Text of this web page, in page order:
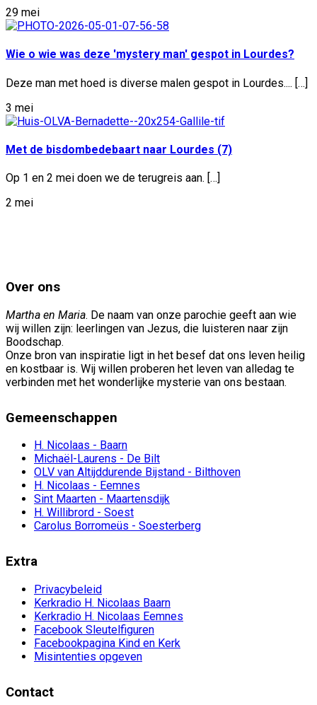
29 mei
Wie o wie was deze 'mystery man' gespot in Lourdes?
Deze man met hoed is diverse malen gespot in Lourdes.... […]
3 mei
Met de bisdombedebaart naar Lourdes (7)
Op 1 en 2 mei doen we de terugreis aan. […]
2 mei
Over ons
Martha en Maria. De naam van onze parochie geeft aan wie
wij willen zijn: leerlingen van Jezus, die luisteren naar zijn
Boodschap.
Onze bron van inspiratie ligt in het besef dat ons leven heilig
en kostbaar is. Wij willen proberen het leven van alledag te
verbinden met het wonderlijke mysterie van ons bestaan.
Gemeenschappen
H. Nicolaas - Baarn
Michaël-Laurens - De Bilt
OLV van Altijddurende Bijstand - Bilthoven
H. Nicolaas - Eemnes
Sint Maarten - Maartensdijk
H. Willibrord - Soest
Carolus Borromeüs - Soesterberg
Extra
Privacybeleid
Kerkradio H. Nicolaas Baarn
Kerkradio H. Nicolaas Eemnes
Facebook Sleutelfiguren
Facebookpagina Kind en Kerk
Misintenties opgeven
Contact